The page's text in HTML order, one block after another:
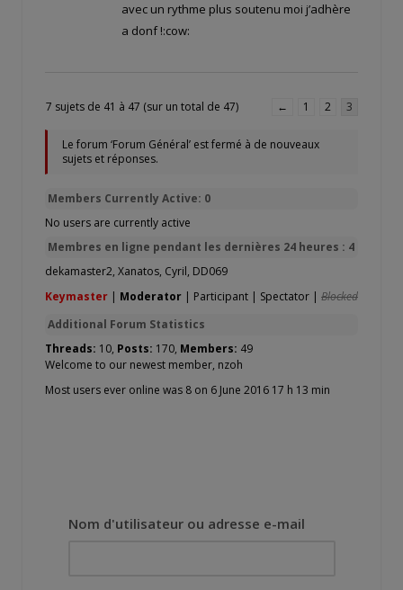
avec un rythme plus soutenu moi j’adhère
a donf !:cow:
7 sujets de 41 à 47 (sur un total de 47) ← 1 2 3
Le forum ‘Forum Général’ est fermé à de nouveaux
sujets et réponses.
Members Currently Active: 0
No users are currently active
Membres en ligne pendant les dernières 24 heures : 4
dekamaster2, Xanatos, Cyril, DD069
Keymaster | Moderator | Participant | Spectator | Blocked
Additional Forum Statistics
Threads: 10, Posts: 170, Members: 49
Welcome to our newest member, nzoh
Most users ever online was 8 on 6 June 2016 17 h 13 min
Nom d'utilisateur ou adresse e-mail